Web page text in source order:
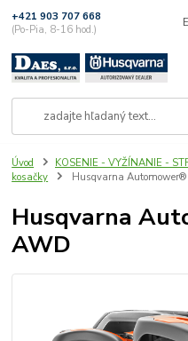
+421 903 707 668
(Po-Pia, 8-16 hod.)
Úvod KOSENIE - VYŽÍNANIE -
kosačky
Husqvarna
Husqvarna
AWD